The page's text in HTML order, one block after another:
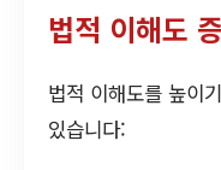
법적 이해도
법적 이해도를 높이
있습니다: